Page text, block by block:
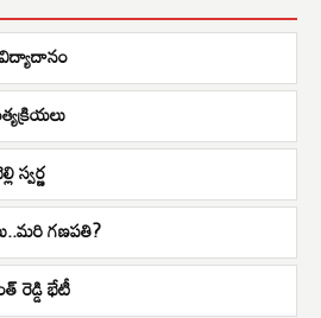
స్వర్ణ
గణపతి?
రెడ్డి భేటీ